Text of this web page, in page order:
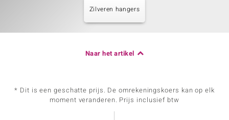
Zilveren hangers
Naar het artikel
* Dit is een geschatte prijs. De omrekeningskoers kan op elk
moment veranderen. Prijs inclusief btw